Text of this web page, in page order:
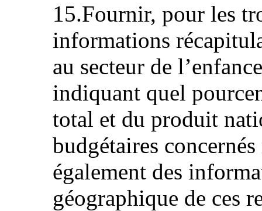
15.Fournir, pour les
informations
au secteur de
indiquant quel
total et du produit
budgétaires
également des
géographique de ces